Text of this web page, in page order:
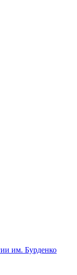
им. Бурденко